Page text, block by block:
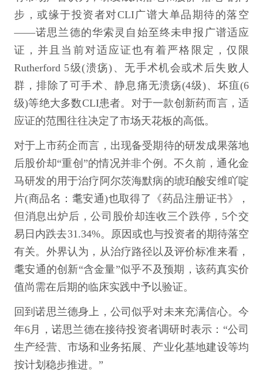
步，或缘于投资者对CLI广谱大单品期待的落空
——诺思兰德的华索灵自始至终未申报广谱适应
证，并且当前对适应证也有着严格限定，仅限
Rutherford 5级(溃疡)、无手术机会或术后失败人
群，排除了可手术、静息痛无溃疡(4级)、坏疽(6
级)等绝大多数CLI患者。对于一款创新药而言，适
应证的范围往往决定了市场天花板的高低。
对于上市药企而言，出现备受期待的研发成果落地
后股价却“重创”的情况并非个例。不久前，通化金
马研发的用于治疗阿尔茨海默病的琥珀酸安维吖啶
片(商品名：耄安通)也取得了《药品注册证书》，
但消息出炉后，公司股价却连收三个跌停，5个交
易日内跌去31.34%。原因或也与投资者的期待落空
有关。外界认为，从治疗路径以及评价标准来看，
耄安通的创新“含金量”似乎不及预期，该药真实价
值尚需在后期的临床实践中予以验证。
回到诺思兰德身上，公司似乎对未来充满信心。今
年6月，诺思兰德在接待投资者调研时表示：“公司
生产经营、市场和业务拓展、产业化基地建设等均
按计划稳步推进。”